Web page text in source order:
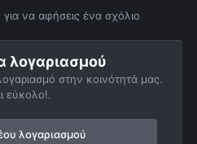
για να αφήσεις ένα σχόλιο
λογαριασμού
στην κοινότητά μας.
εύκολο!.
λογαριασμού